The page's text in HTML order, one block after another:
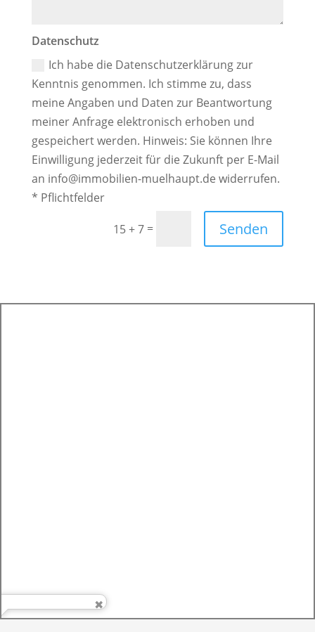
Datenschutz
Datenschutz
Ich habe die Datenschutzerklärung zur
Kenntnis genommen. Ich stimme zu, dass
meine Angaben und Daten zur Beantwortung
meiner Anfrage elektronisch erhoben und
gespeichert werden. Hinweis: Sie können Ihre
Einwilligung jederzeit für die Zukunft per E-Mail
an info@immobilien-muelhaupt.de widerrufen.
* Pflichtfelder
15 + 7 = Senden